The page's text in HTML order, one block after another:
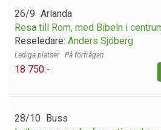
26/9 Arlanda
Resa till Rom, med Bibeln i
Reseledare: Anders Sjöberg
På förfrågan
18 750:-
28/10 Buss